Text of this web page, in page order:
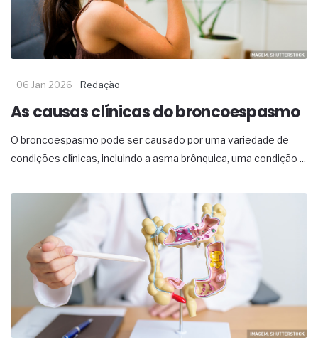
06 Jan 2026 Redação
As causas clínicas do broncoespasmo
O broncoespasmo pode ser causado por uma variedade de
condições clínicas, incluindo a asma brônquica, uma condição ...